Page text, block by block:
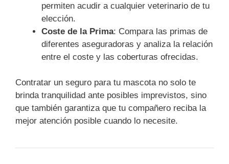
permiten acudir a cualquier veterinario de tu
elección.
Coste de la Prima: Compara las primas de
diferentes aseguradoras y analiza la relación
entre el coste y las coberturas ofrecidas.
Contratar un seguro para tu mascota no solo te
brinda tranquilidad ante posibles imprevistos, sino
que también garantiza que tu compañero reciba la
mejor atención posible cuando lo necesite.